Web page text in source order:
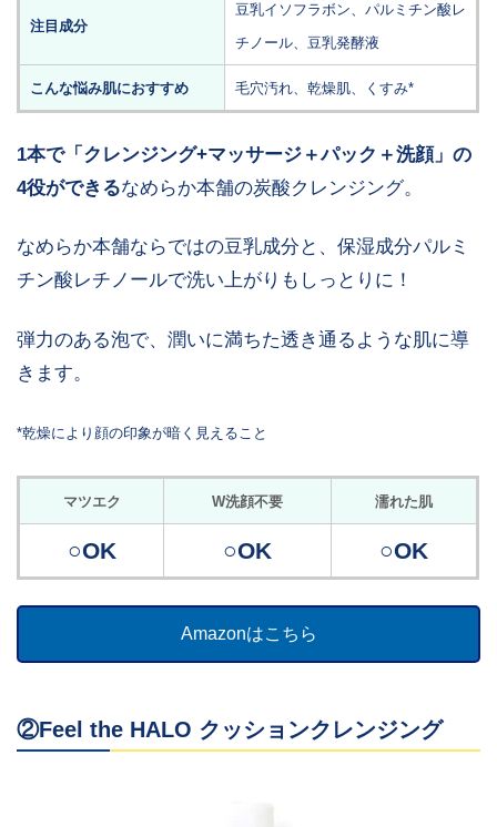
注目成分
豆乳イソフラボン、パルミチン酸レ
チノール、豆乳発酵液
こんな悩み肌におすすめ 毛穴汚れ、乾燥肌、くすみ*
1本で「クレンジング+マッサージ＋パック＋洗顔」の
4役ができるなめらか本舗の炭酸クレンジング。
なめらか本舗ならではの豆乳成分と、保湿成分パルミ
チン酸レチノールで洗い上がりもしっとりに！
弾力のある泡で、潤いに満ちた透き通るような肌に導
きます。
*乾燥により顔の印象が暗く見えること
マツエク W洗顔不要 濡れた肌
○OK ○OK ○OK
Amazonはこちら
②Feel the HALO クッションクレンジング